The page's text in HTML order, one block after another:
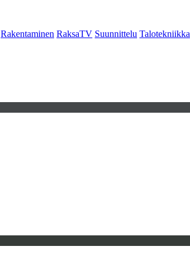
Rakentaminen RaksaTV Suunnittelu Talotekniikka